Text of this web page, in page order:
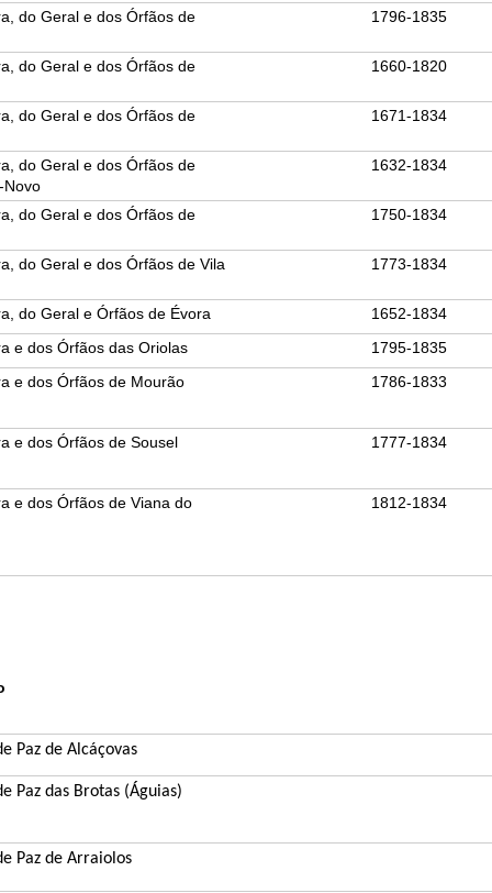
do Geral e dos Órfãos de 1796-1835
do Geral e dos Órfãos de 1660-1820
do Geral e dos Órfãos de 1671-1834
do Geral e dos Órfãos de
Novo
1632-1834
do Geral e dos Órfãos de 1750-1834
do Geral e dos Órfãos de Vila 1773-1834
do Geral e Órfãos de Évora
1652-1834
e dos Órfãos das Oriolas
1795-1835
e dos Órfãos de Mourão
1786-1833
e dos Órfãos de Sousel 1777-1834
e dos Órfãos de Viana do 1812-1834
Paz de Alcáçovas
Paz das Brotas (Águias)
Paz de Arraiolos